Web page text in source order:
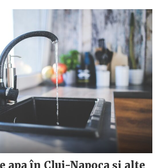
apa în Cluj-Napoca și alte